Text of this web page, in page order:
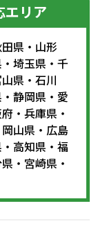
エリア
県 ・ 山形
・ 埼玉県 ・ 千
県 ・ 石川
・ 静岡県 ・ 愛
・ 兵庫県 ・
岡山県 ・ 広島
・ 高知県 ・ 福
・ 宮崎県 ・